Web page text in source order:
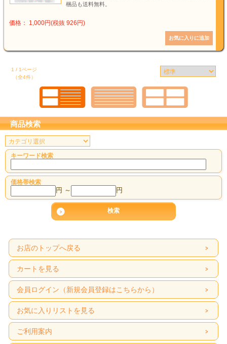
梱品も送料無料。
価格： 1,000円(税抜 926円)
1 / 1ページ
（全4件）
商品検索
キーワード検索
価格帯検索
円 ～ 円
お店のトップへ戻る
カートを見る
会員ログイン（新規会員登録はこちらから）
お気に入りリストを見る
ご利用案内